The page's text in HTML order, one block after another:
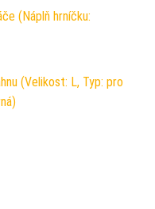
(Náplň hrníčku:
(Velikost: L, Typ: pro